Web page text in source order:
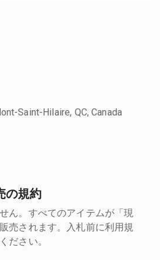
Saint-Hilaire, QC, Canada
の規約
ん。すべてのアイテムが「現
売されます。入札前に利用規
ださい。